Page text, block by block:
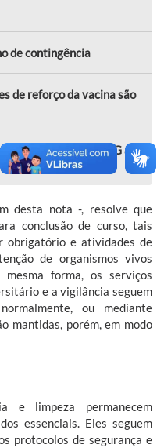
de contingência
de reforço da vacina são
obrigatório na FURG a
desta nota -, resolve que
conclusão de curso, tais
obrigatório e atividades de
de organismos vivos
forma, os serviços
e a vigilância seguem
ou mediante
mantidas, porém, em modo
e limpeza permanecem
essenciais. Eles seguem
protocolos de segurança e